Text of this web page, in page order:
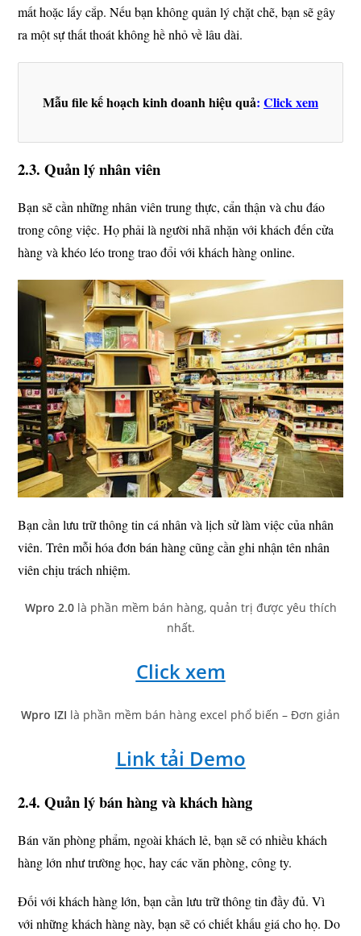
mất hoặc lấy cắp. Nếu bạn không quản lý chặt chẽ, bạn sẽ gây
ra một sự thất thoát không hề nhỏ về lâu dài.
Mẫu file kế hoạch kinh doanh hiệu quả: Click xem
2.3. Quản lý nhân viên
Bạn sẽ cần những nhân viên trung thực, cẩn thận và chu đáo
trong công việc. Họ phải là người nhã nhặn với khách đến cửa
hàng và khéo léo trong trao đổi với khách hàng online.
Bạn cần lưu trữ thông tin cá nhân và lịch sử làm việc của nhân
viên. Trên mỗi hóa đơn bán hàng cũng cần ghi nhận tên nhân
viên chịu trách nhiệm.
Wpro 2.0là phần mềm bán hàng, quản trị được yêu thích
nhất.
Click xem
Wpro IZI là phần mềm bán hàng excel phổ biến – Đơn giản
Link tải Demo
2.4. Quản lý bán hàng và khách hàng
Bán văn phòng phẩm, ngoài khách lẻ, bạn sẽ có nhiều khách
hàng lớn như trường học, hay các văn phòng, công ty.
Đối với khách hàng lớn, bạn cần lưu trữ thông tin đầy đủ. Vì
với những khách hàng này, bạn sẽ có chiết khấu giá cho họ. Do